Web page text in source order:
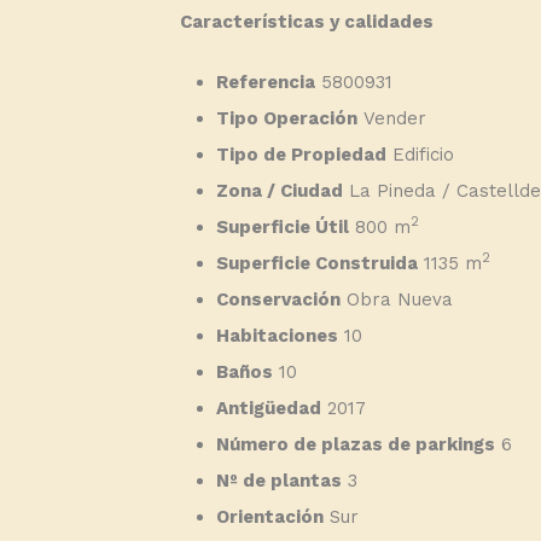
Características y calidades
Referencia 5800931
Tipo Operación Vender
Tipo de Propiedad Edificio
Zona / Ciudad La Pineda /
Superficie Útil 800 m2
Superficie Construida 1135 m2
Conservación Obra Nueva
Habitaciones 10
Baños 10
Antigüedad 2017
Número de plazas de parkings 6
Nº de plantas 3
Orientación Sur